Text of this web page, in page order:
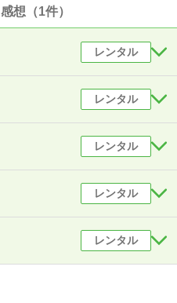
感想（1件）
レンタル
レンタル
レンタル
レンタル
レンタル